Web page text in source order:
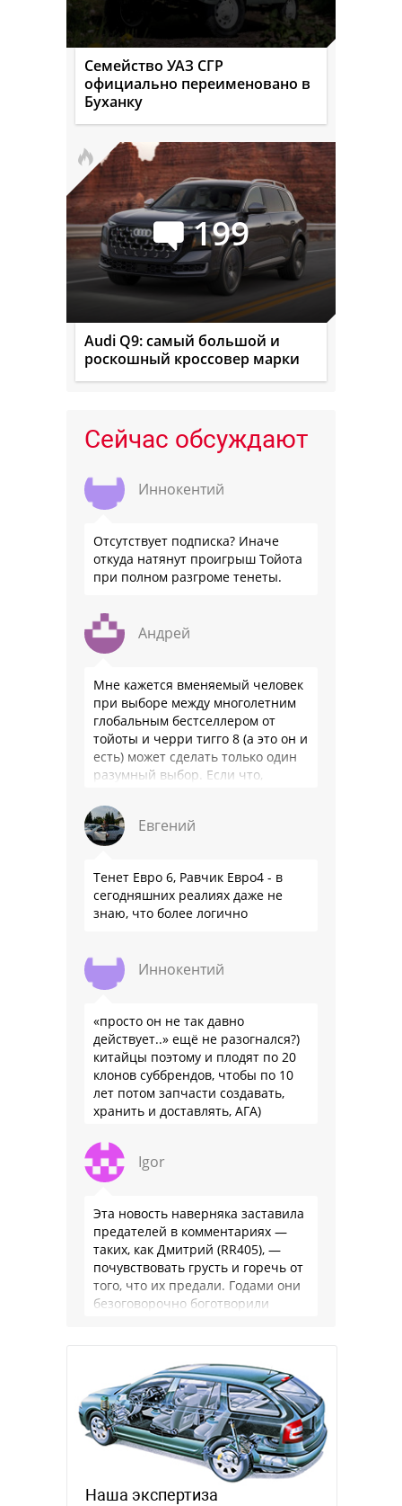
Семейство УАЗ СГР
официально переименовано в
Буханку
199
Audi Q9: самый большой и
роскошный кроссовер марки
Сейчас обсуждают
Иннокентий
Отсутствует подписка? Иначе
откуда натянут проигрыш Тойота
при полном разгроме тенеты.
Андрей
Мне кажется вменяемый человек
при выборе между многолетним
глобальным бестселлером от
тойоты и черри тигго 8 (а это он и
есть) может сделать только один
разумный выбор. Если что,
Евгений
Тенет Евро 6, Равчик Евро4 - в
сегодняшних реалиях даже не
знаю, что более логично
Иннокентий
«просто он не так давно
действует..» ещё не разогнался?)
китайцы поэтому и плодят по 20
клонов суббрендов, чтобы по 10
лет потом запчасти создавать,
хранить и доставлять, АГА)
Igor
Эта новость наверняка заставила
предателей в комментариях —
таких, как Дмитрий (RR405), —
почувствовать грусть и горечь от
того, что их предали. Годами они
безоговорочно боготворили
Наша экспертиза